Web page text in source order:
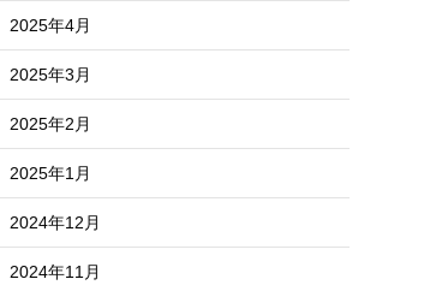
2025年4月
2025年3月
2025年2月
2025年1月
2024年12月
2024年11月